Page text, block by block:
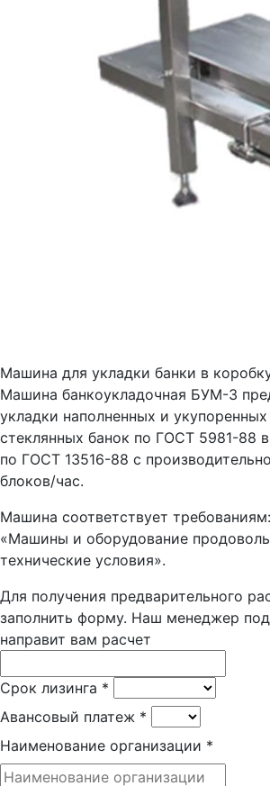
Машина для укладки банки в
Машина банкоукладочная БУМ-3
укладки наполненных и
стеклянных банок по ГОСТ 5981-88
по ГОСТ 13516-88 с
блоков/час.
Машина соответствует
«Машины и оборудование
технические условия».
Для получения предварительного
заполнить форму. Наш менеджер
направит вам расчет
Срок лизинга *
Авансовый платеж *
Наименование организации *